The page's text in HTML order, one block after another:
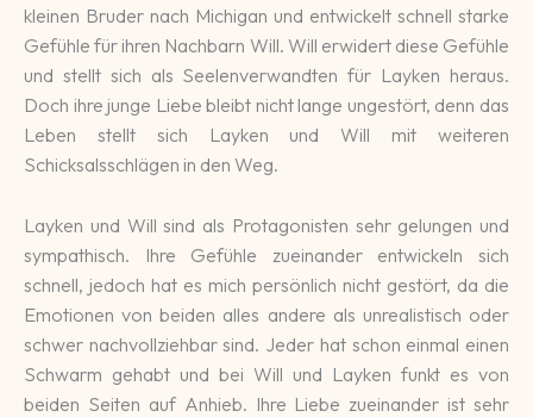
kleinen Bruder nach Michigan und entwickelt schnell starke
Gefühle für ihren Nachbarn Will. Will erwidert diese Gefühle
und stellt sich als Seelenverwandten für Layken heraus.
Doch ihre junge Liebe bleibt nicht lange ungestört, denn das
Leben stellt sich Layken und Will mit weiteren
Schicksalsschlägen in den Weg.
Layken und Will sind als Protagonisten sehr gelungen und
sympathisch. Ihre Gefühle zueinander entwickeln sich
schnell, jedoch hat es mich persönlich nicht gestört, da die
Emotionen von beiden alles andere als unrealistisch oder
schwer nachvollziehbar sind. Jeder hat schon einmal einen
Schwarm gehabt und bei Will und Layken funkt es von
beiden Seiten auf Anhieb. Ihre Liebe zueinander ist sehr